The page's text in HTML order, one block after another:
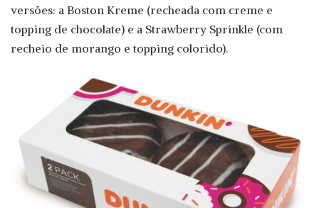
versões: a Boston Kreme (recheada com creme e
topping de chocolate) e a Strawberry Sprinkle (com
recheio de morango e topping colorido).